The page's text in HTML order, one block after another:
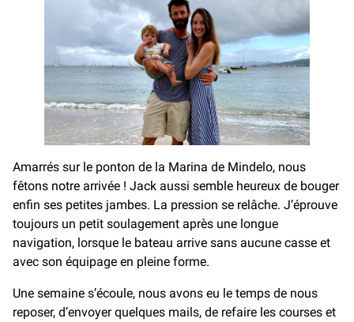
Amarrés sur le ponton de la Marina de Mindelo, nous
fêtons notre arrivée ! Jack aussi semble heureux de bouger
enfin ses petites jambes. La pression se relâche. J’éprouve
toujours un petit soulagement après une longue
navigation, lorsque le bateau arrive sans aucune casse et
avec son équipage en pleine forme.
Une semaine s’écoule, nous avons eu le temps de nous
reposer, d’envoyer quelques mails, de refaire les courses et